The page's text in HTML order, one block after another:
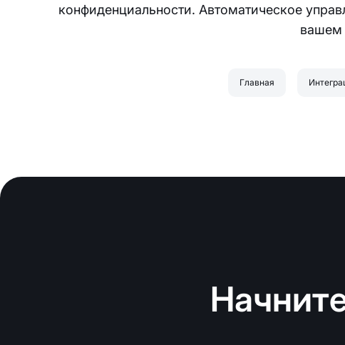
конфиденциальности. Автоматическое
вашем
Главная